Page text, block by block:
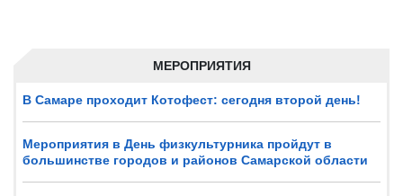
МЕРОПРИЯТИЯ
В Самаре проходит Котофест: сегодня второй день!
Мероприятия в День физкультурника пройдут в
большинстве городов и районов Самарской области